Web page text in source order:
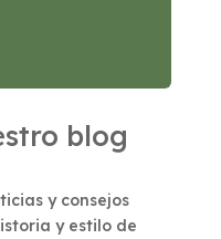
blog
y consejos
y estilo de